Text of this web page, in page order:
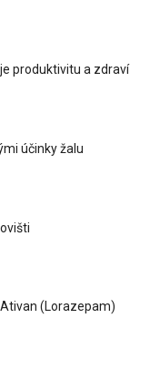
produktivitu a zdraví
účinky žalu
(Lorazepam)